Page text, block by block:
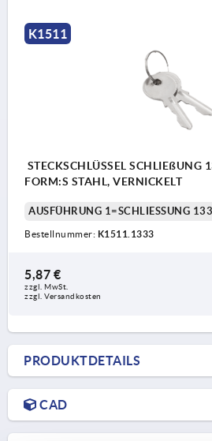
K1511
STECKSCHLÜSSEL SCHLIEßUNG
FORM:S STAHL, VERNICKELT
AUSFÜHRUNG 1=SCHLIESSUNG
Bestellnummer: K1511.1333
5,87 €
zzgl. MwSt.
zzgl. Versandkosten
PRODUKTDETAILS
CAD